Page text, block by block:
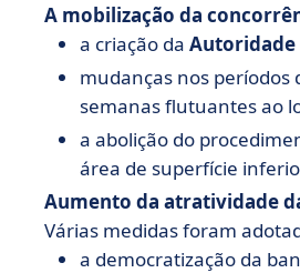
A mobilização da
a criação da Autoridade
mudanças nos períodos
semanas flutuantes ao
a abolição do
área de superfície
Aumento da atratividade
Várias medidas foram
a democratização da